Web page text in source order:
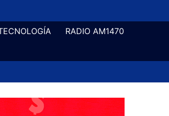
RADIO AM1470